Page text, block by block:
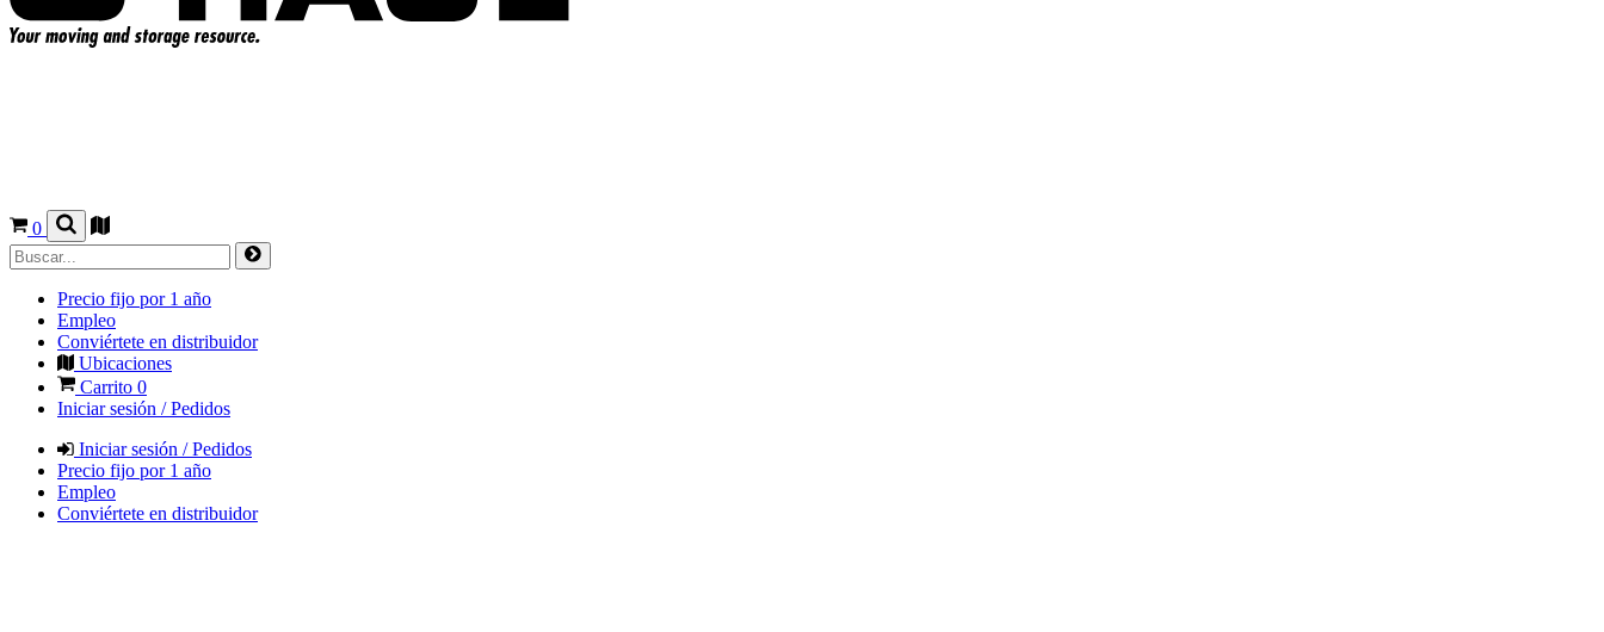
0
Precio fijo por 1 año
Empleo
Conviértete en distribuidor
Ubicaciones
Carrito 0
Iniciar sesión / Pedidos
Iniciar sesión / Pedidos
Precio fijo por 1 año
Empleo
Conviértete en distribuidor